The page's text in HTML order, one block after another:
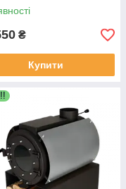
₴
Купити